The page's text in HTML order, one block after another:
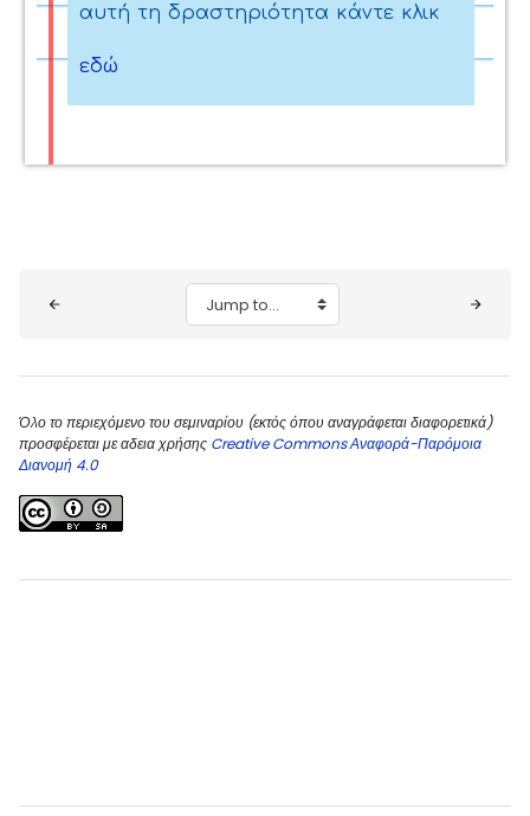
αυτή τη δραστηριότητα κάντε κλικ
εδώ
Jump to...
Όλο το περιεχόμενο του σεμιναρίου (εκτός όπου αναγράφεται διαφορετικά)
προσφέρεται με αδεια χρήσης Creative Commons Αναφορά-Παρόμοια
Διανομή 4.0